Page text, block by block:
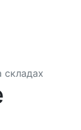
складах